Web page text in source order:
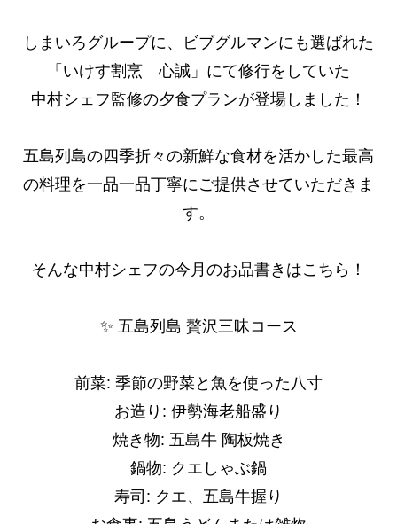
しまいろグループに、ビブグルマンにも選ばれた
「いけす割烹 心誠」にて修行をしていた
中村シェフ監修の夕食プランが登場しました！
五島列島の四季折々の新鮮な食材を活かした最高
の料理を一品一品丁寧にご提供させていただきま
す。
そんな中村シェフの今月のお品書きはこちら！
✨ 五島列島 贅沢三昧コース
前菜: 季節の野菜と魚を使った八寸
お造り: 伊勢海老船盛り
焼き物: 五島牛 陶板焼き
鍋物: クエしゃぶ鍋
寿司: クエ、五島牛握り